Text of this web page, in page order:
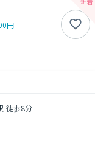
円
徒歩8分